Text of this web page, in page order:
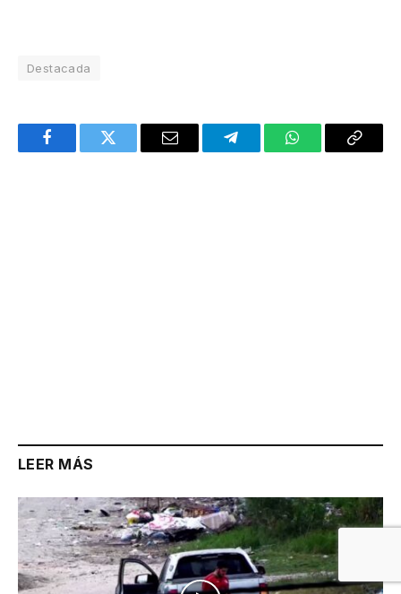
Destacada
FacebookTwitter Email TelegramWhatsAppCopy
LEER MÁS